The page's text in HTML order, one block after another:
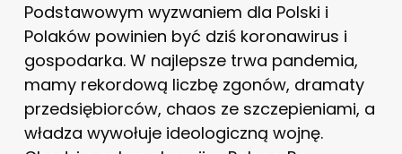
Podstawowym wyzwaniem dla Polski i
Polaków powinien być dziś koronawirus i
gospodarka. W najlepsze trwa pandemia,
mamy rekordową liczbę zgonów, dramaty
przedsiębiorców, chaos ze szczepieniami, a
władza wywołuje ideologiczną wojnę.